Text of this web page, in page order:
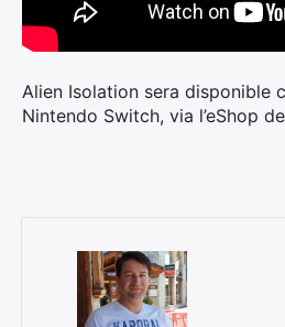
Alien Isolation sera disponible
Nintendo Switch, via l’eShop